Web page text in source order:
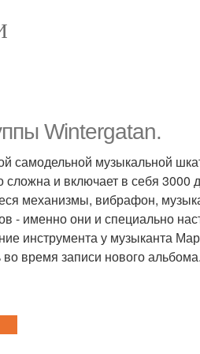
Wintergatan.
самодельной музыкальной
и включает в себя 3000
механизмы, вибрафон,
- именно они и специально
инструмента у музыканта
время записи нового альбома.